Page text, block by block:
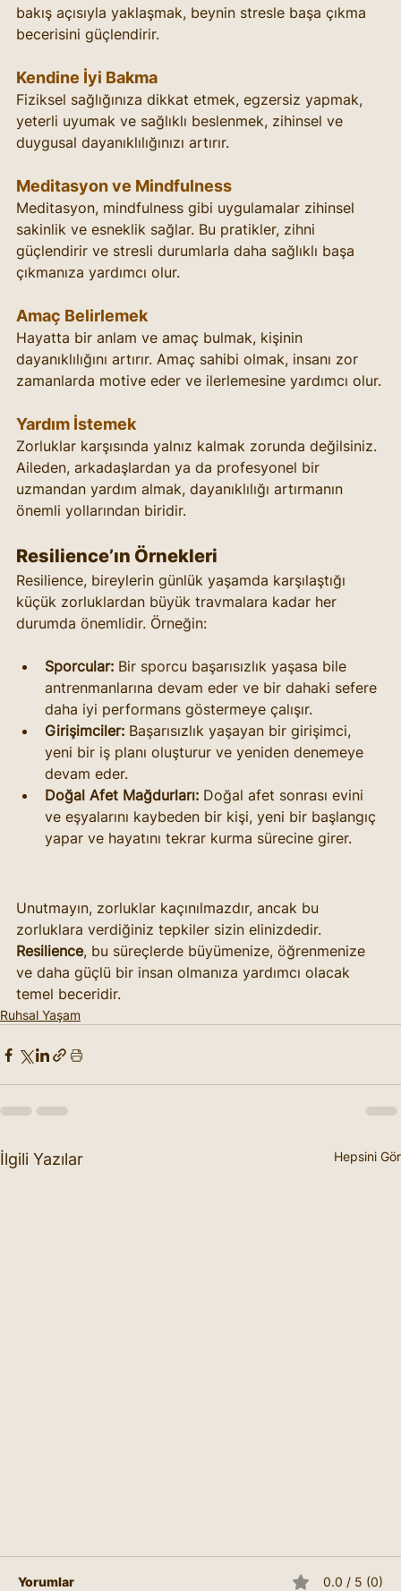
bakış açısıyla yaklaşmak, beynin stresle başa çıkma
becerisini güçlendirir.
Kendine İyi Bakma
Fiziksel sağlığınıza dikkat etmek, egzersiz yapmak,
yeterli uyumak ve sağlıklı beslenmek, zihinsel ve
duygusal dayanıklılığınızı artırır.
Meditasyon ve Mindfulness
Meditasyon, mindfulness gibi uygulamalar zihinsel
sakinlik ve esneklik sağlar. Bu pratikler, zihni
güçlendirir ve stresli durumlarla daha sağlıklı başa
çıkmanıza yardımcı olur.
Amaç Belirlemek
Hayatta bir anlam ve amaç bulmak, kişinin
dayanıklılığını artırır. Amaç sahibi olmak, insanı zor
zamanlarda motive eder ve ilerlemesine yardımcı olur.
Yardım İstemek
Zorluklar karşısında yalnız kalmak zorunda değilsiniz.
Aileden, arkadaşlardan ya da profesyonel bir
uzmandan yardım almak, dayanıklılığı artırmanın
önemli yollarından biridir.
Resilience’ın Örnekleri
Resilience, bireylerin günlük yaşamda karşılaştığı
küçük zorluklardan büyük travmalara kadar her
durumda önemlidir. Örneğin:
Sporcular: Bir sporcu başarısızlık yaşasa bile
antrenmanlarına devam eder ve bir dahaki sefere
daha iyi performans göstermeye çalışır.
Girişimciler: Başarısızlık yaşayan bir girişimci,
yeni bir iş planı oluşturur ve yeniden denemeye
devam eder.
Doğal Afet Mağdurları: Doğal afet sonrası evini
ve eşyalarını kaybeden bir kişi, yeni bir başlangıç
yapar ve hayatını tekrar kurma sürecine girer.
Unutmayın, zorluklar kaçınılmazdır, ancak bu
zorluklara verdiğiniz tepkiler sizin elinizdedir.
Resilience, bu süreçlerde büyümenize, öğrenmenize
ve daha güçlü bir insan olmanıza yardımcı olacak
temel beceridir.
Ruhsal Yaşam
İlgili Yazılar Hepsini Gör
Yorumlar 0.0 / 5 (0)